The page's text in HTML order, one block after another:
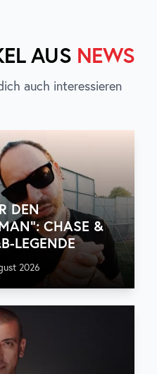
AUS NEWS
auch interessieren
DEN
CHASE &
LEGENDE
2026